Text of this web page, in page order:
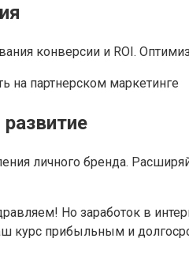
конверсии и ROI.
личного бренда.
Но заработок в
курс прибыльным и